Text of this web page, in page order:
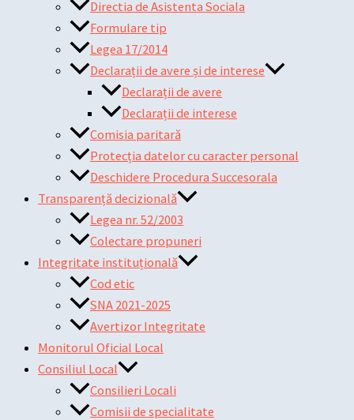
Directia de Asistenta Sociala
Formulare tip
Legea 17/2014
Declarații de avere și de interese
Declarații de avere
Declarații de interese
Comisia paritară
Protecția datelor cu caracter personal
Deschidere Procedura Succesorala
Transparență decizională
Legea nr. 52/2003
Colectare propuneri
Integritate instituțională
Cod etic
SNA 2021-2025
Avertizor Integritate
Monitorul Oficial Local
Consiliul Local
Consilieri Locali
Comisii de specialitate